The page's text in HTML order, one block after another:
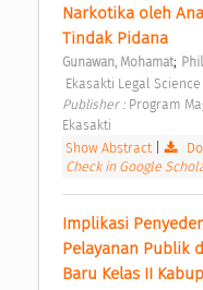
Narkotika oleh
Tindak Pidana
Gunawan, Mohamat;
Ekasakti Legal
Publisher : Program
Ekasakti
Show Abstract|
Check in Google
Implikasi
Pelayanan Publik
Baru Kelas II